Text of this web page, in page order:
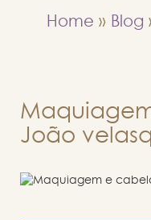
Home » Blog
João